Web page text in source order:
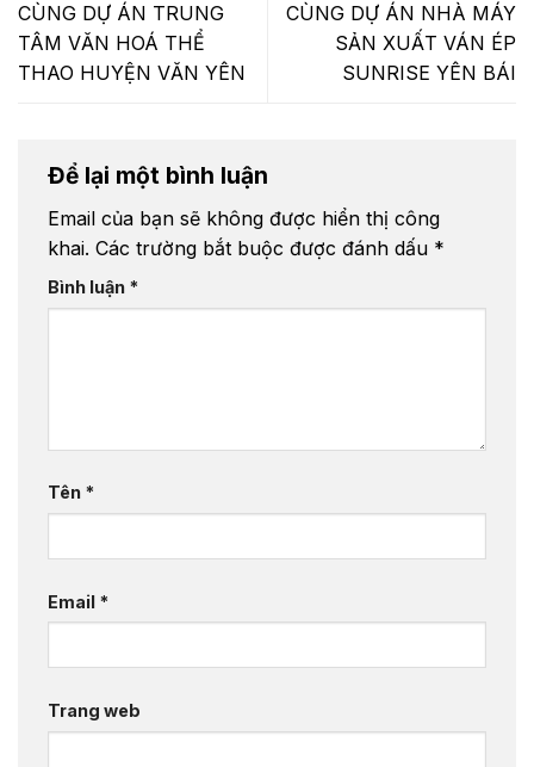
CÙNG DỰ ÁN TRUNG
TÂM VĂN HOÁ THỂ
THAO HUYỆN VĂN YÊN
CÙNG DỰ ÁN NHÀ MÁY
SẢN XUẤT VÁN ÉP
SUNRISE YÊN BÁI
Để lại một bình luận
Email của bạn sẽ không được hiển thị công
khai. Các trường bắt buộc được đánh dấu *
Bình luận *
Tên *
Email *
Trang web